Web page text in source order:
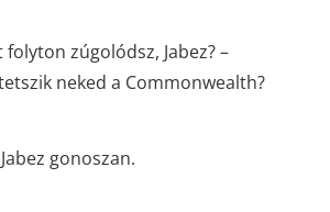
zúgolódsz, Jabez? –
neked a Commonwealth?
gonoszan.